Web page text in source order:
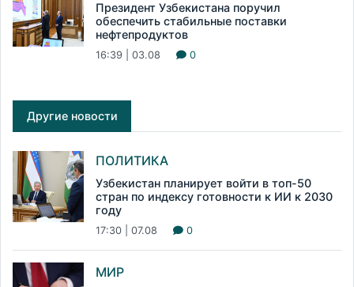
Президент Узбекистана поручил
обеспечить стабильные поставки
нефтепродуктов
16:39 | 03.08 0
Другие новости
ПОЛИТИКА
Узбекистан планирует войти в топ-50
стран по индексу готовности к ИИ к 2030
году
17:30 | 07.08 0
МИР